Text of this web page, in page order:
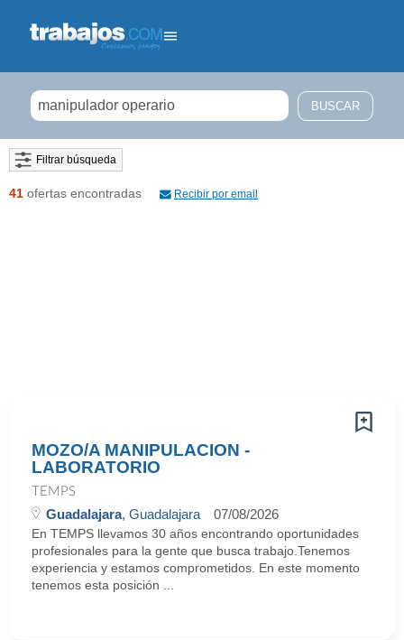
Filtrar búsqueda
41 ofertas encontradas Recibir por email
MOZO/A MANIPULACION -
LABORATORIO
TEMPS
Guadalajara, Guadalajara 07/08/2026
En TEMPS llevamos 30 años encontrando oportunidades
profesionales para la gente que busca trabajo.Tenemos
experiencia y estamos comprometidos. En este momento
tenemos esta posición ...